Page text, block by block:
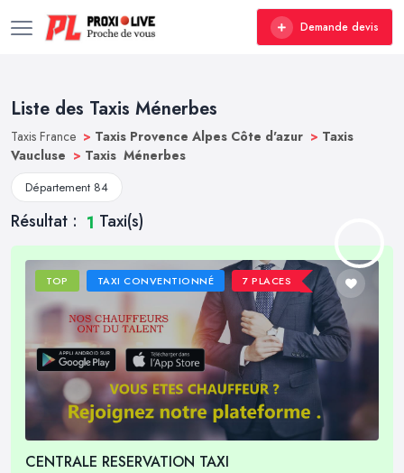
Demande devis
Liste des Taxis Ménerbes
Taxis France > Taxis Provence Alpes Côte d'azur > Taxis
Vaucluse > Taxis Ménerbes
Département 84
Résultat : 1 Taxi(s)
TOP TAXI CONVENTIONNÉ 7 PLACES
CENTRALE RESERVATION TAXI